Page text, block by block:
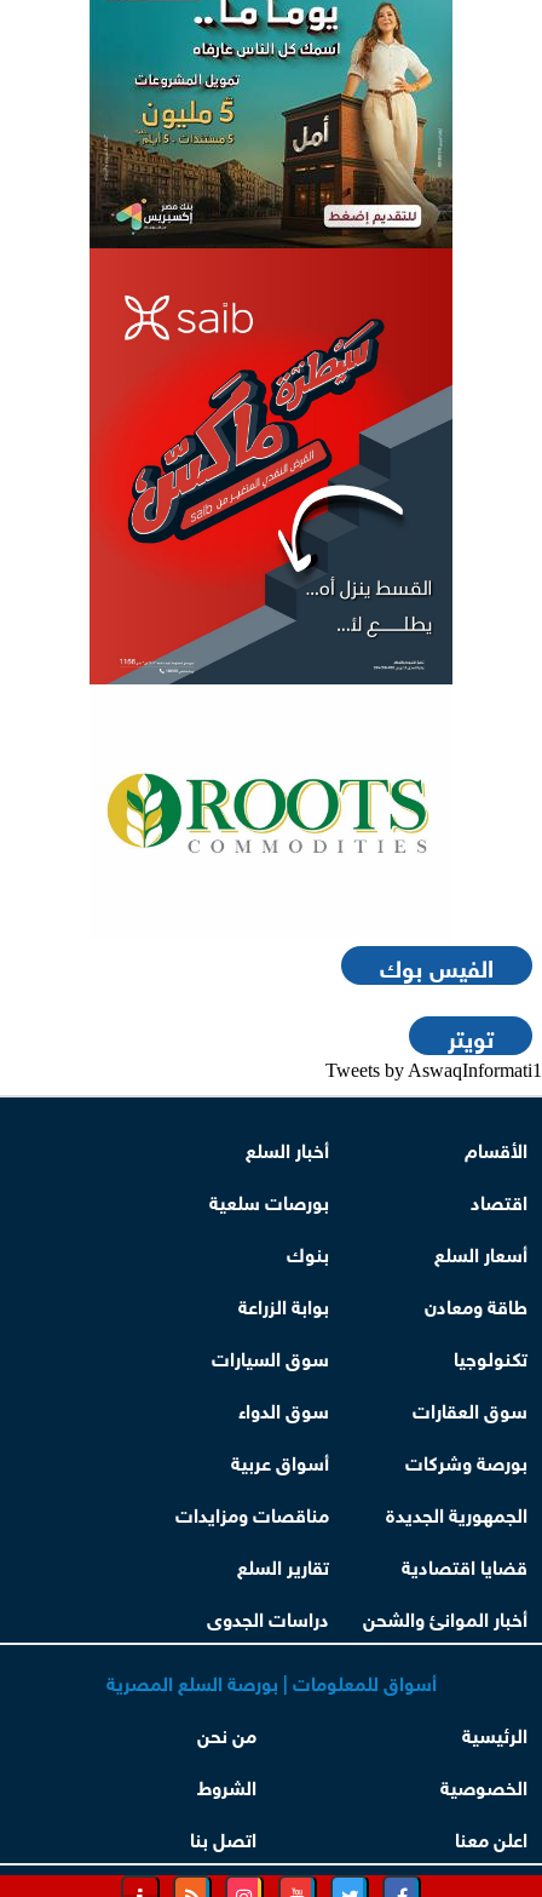
الفيس بوك
تويتر
Tweets by AswaqInformati1
الأقسام
أخبار السلع
اقتصاد
بورصات سلعية
أسعار السلع
بنوك
طاقة ومعادن
بوابة الزراعة
تكنولوجيا
سوق السيارات
سوق العقارات
سوق الدواء
بورصة وشركات
أسواق عربية
الجمهورية الجديدة
مناقصات ومزايدات
قضايا اقتصادية
تقارير السلع
أخبار الموانئ والشحن
دراسات الجدوى
أسواق للمعلومات | بورصة السلع المصرية
الرئيسية
من نحن
الخصوصية
الشروط
اعلن معنا
اتصل بنا